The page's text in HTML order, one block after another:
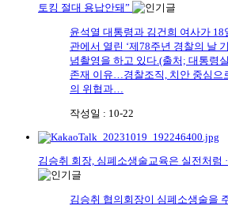
토킹 절대 용납안돼”
윤석열 대통령과 김건희 여사가
관에서 열린 ‘제78주년 경찰의 날
념촬영을 하고 있다.(출처; 대통
존재 이유…경찰조직, 치안 중심으
의 위협과…
작성일 : 10-22
김승취 회장, 심폐소생술교육은 실전처럼
김승취 협의회장이 심폐소생술을